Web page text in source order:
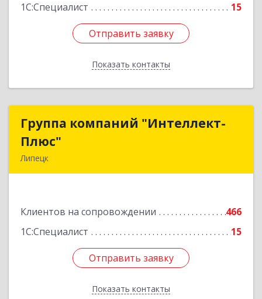
1С:Специалист
15
Отправить заявку
Показать контакты
Отправить заявку
Назад
Группа компаний "Интеллект-
Плюс"
Липецк
Клиентов на сопровождении
466
1С:Специалист
15
Отправить заявку
Показать контакты
Группа компаний "Интеллект-
Подробнее
Отправить заявку
Назад